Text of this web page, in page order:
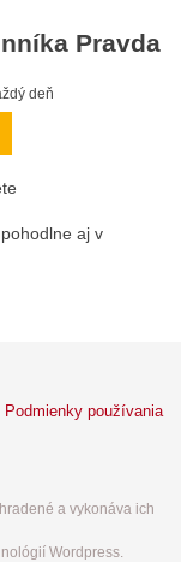
Pravda
deň
aj v
Podmienky používania
a vykonáva ich
Wordpress.